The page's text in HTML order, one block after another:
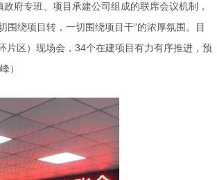
府专班、项目承建公司组成的联席会议机制，
绕项目转，一切围绕项目干”的浓厚氛围。目
区）现场会，34个在建项目有力有序推进，预
）